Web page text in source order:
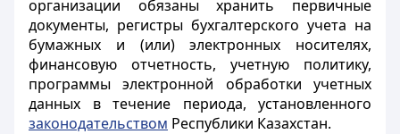
организации обязаны хранить первичные
документы, регистры бухгалтерского учета на
бумажных и (или) электронных носителях,
финансовую отчетность, учетную политику,
программы электронной обработки учетных
данных в течение периода, установленного
законодательством Республики Казахстан.